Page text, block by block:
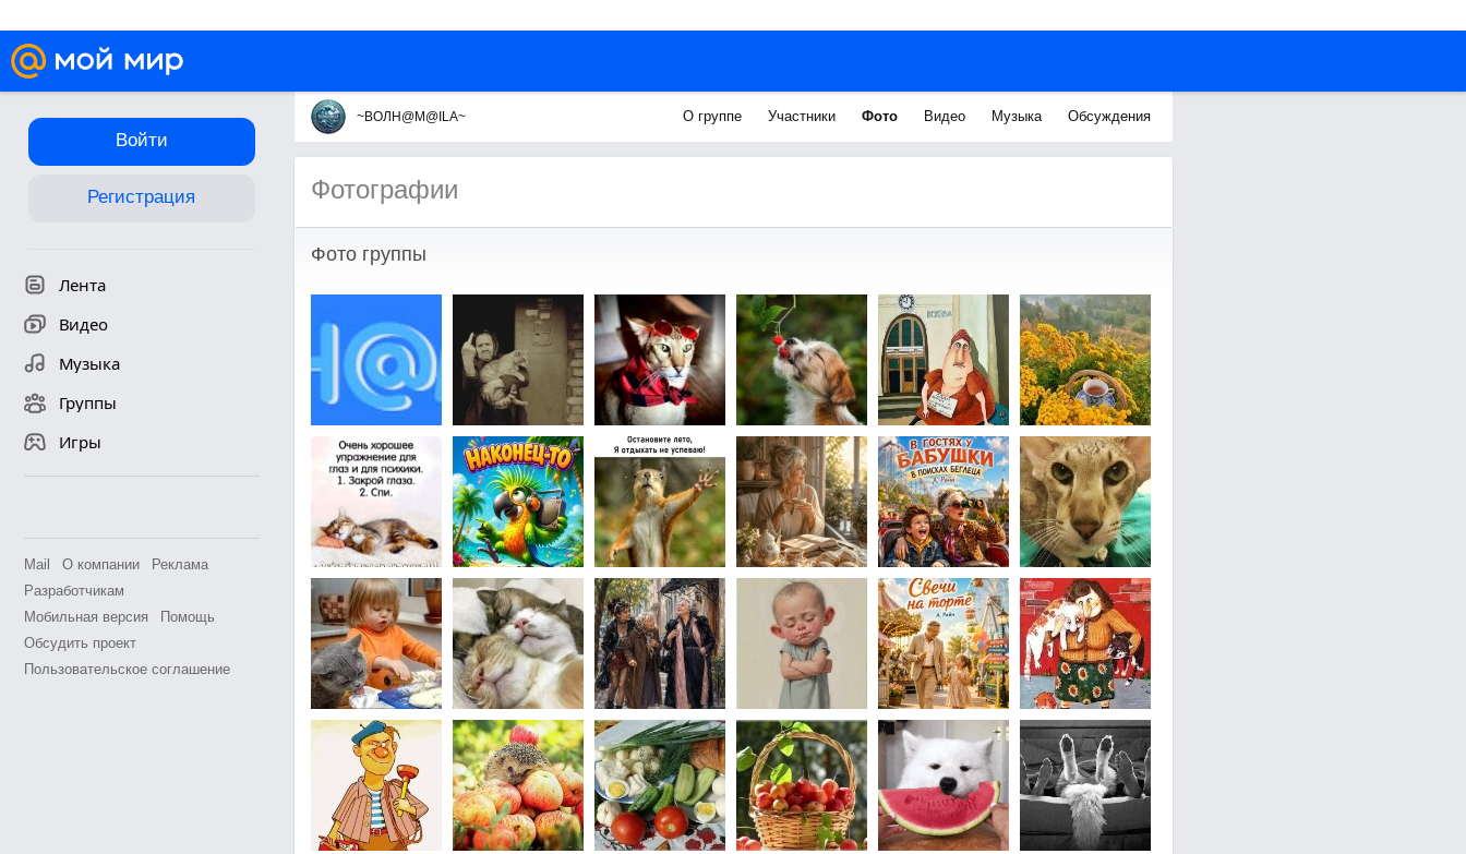
Войти
Регистрация
Лента
Видео
Музыка
Группы
Игры
Mail О компании
Реклама
Разработчикам
Мобильная версия
Помощь
Обсудить проект
Пользовательское соглашение
~ВОЛН@М@ILA~ О группе Участники Фото Видео Музыка Обсуждения
Фотографии
Фото группы